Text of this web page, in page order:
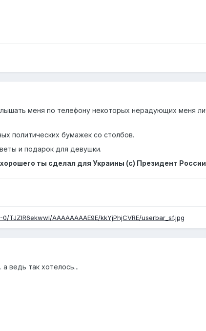
меня по телефону некоторых нерадующих меня
политических бумажек со столбов.
и подарок для девушки.
ты сделал для Украины (с) Президент России
TJZlR6ekwwI/AAAAAAAAE9E/kkYjPhjCVRE/userbar_sf.jpg
ведь так хотелось...